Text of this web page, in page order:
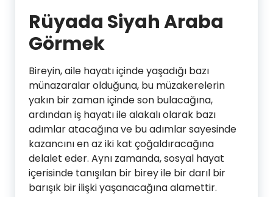
Rüyada Siyah Araba
Görmek
Bireyin, aile hayatı içinde yaşadığı bazı
münazaralar olduğuna, bu müzakerelerin
yakın bir zaman içinde son bulacağına,
ardından iş hayatı ile alakalı olarak bazı
adımlar atacağına ve bu adımlar sayesinde
kazancını en az iki kat çoğaldıracağına
delalet eder. Aynı zamanda, sosyal hayat
içerisinde tanışılan bir birey ile bir darıl bir
barışık bir ilişki yaşanacağına alamettir.